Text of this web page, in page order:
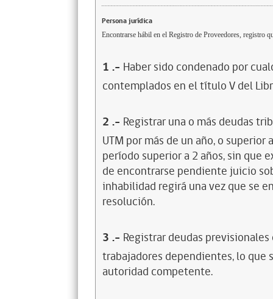
Persona jurídica
Encontrarse hábil en el Registro de Proveedores, registro
1 .- Haber sido condenado por
contemplados en el título V del
2 .- Registrar una o más deudas
UTM por más de un año, o
período superior a 2 años, sin que
de encontrarse pendiente juicio
inhabilidad regirá una vez que se
resolución.
3 .- Registrar deudas
trabajadores dependientes, lo
autoridad competente.